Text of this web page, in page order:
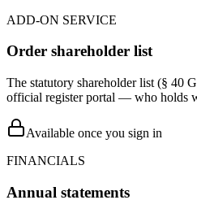
ADD-ON SERVICE
Order shareholder list
The statutory shareholder list (§ 40
official register portal — who holds
Available once you sign in
FINANCIALS
Annual statements